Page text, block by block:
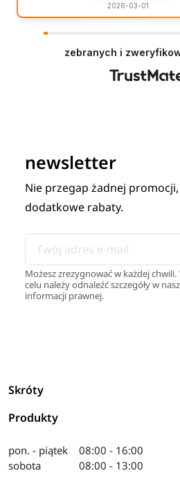
2026-03-01
zebranych i
newsletter
Nie przegap żadnej
dodatkowe rabaty.
Możesz zrezygnować w każdej
celu należy odnaleźć szczegóły w
informacji prawnej.
Skróty
Produkty
pon. - piątek
sobota
08:00 - 16:00
08:00 - 13:00